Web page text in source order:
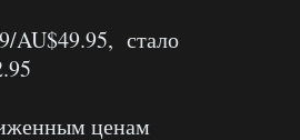
AU$49.95, стало
ценам